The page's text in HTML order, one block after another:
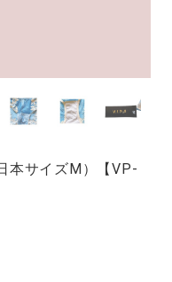
本サイズM）【VP-